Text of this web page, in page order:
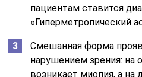
пациентам ставится
«Гиперметропический
Смешанная форма
нарушением зрения: на
возникает миопия, а на